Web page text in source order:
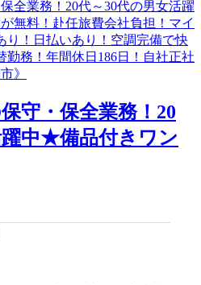
守・保全業務！20
中★備品付きワン